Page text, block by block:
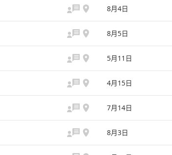
8月4日
8月5日
5月11日
4月15日
7月14日
8月3日